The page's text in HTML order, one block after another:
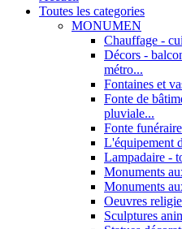
Toutes les categories
MONUMEN
Chauffage -
Décors -
métro...
Fontaines et
Fonte de
pluviale...
Fonte funéraire
L'équipement
Lampadaire -
Monuments
Monuments
Oeuvres
Sculptures